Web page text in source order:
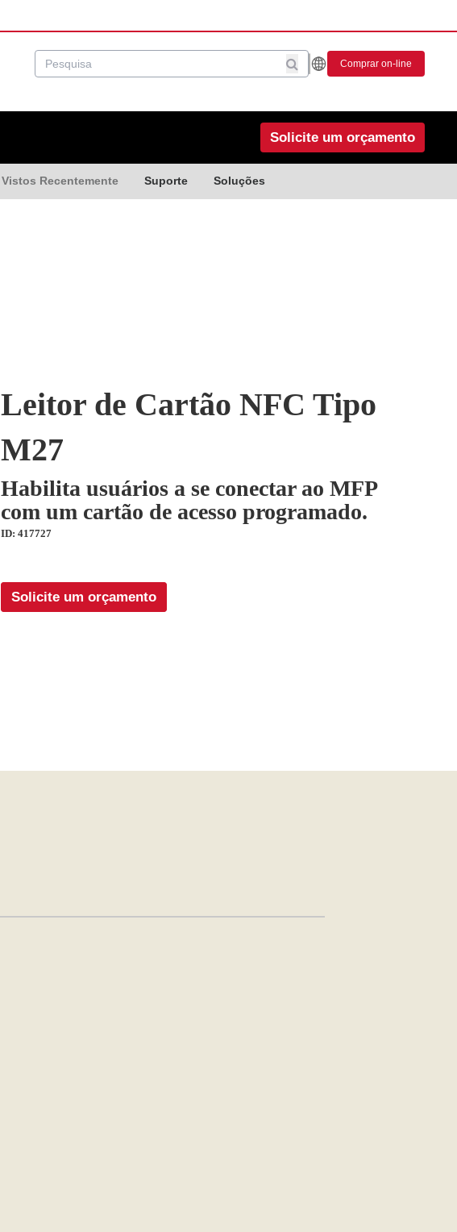
Comprar on-line
Solicite um orçamento
Vistos Recentemente Suporte Soluções
Leitor de Cartão NFC Tipo
M27
Habilita usuários a se conectar ao MFP
com um cartão de acesso programado.
ID: 417727
Solicite um orçamento